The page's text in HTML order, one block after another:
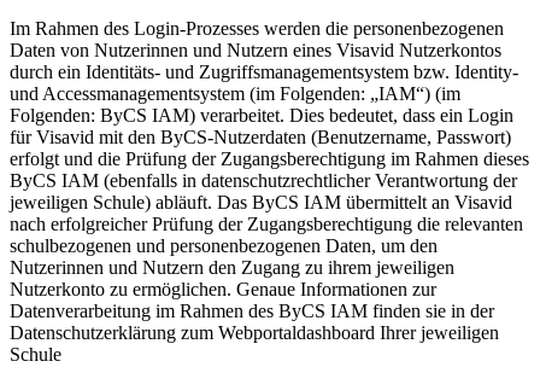
Im Rahmen des Login-Prozesses werden die personenbezogenen
Daten von Nutzerinnen und Nutzern eines Visavid Nutzerkontos
durch ein Identitäts- und Zugriffsmanagementsystem bzw. Identity-
und Accessmanagementsystem (im Folgenden: „IAM“) (im
Folgenden: ByCS IAM) verarbeitet. Dies bedeutet, dass ein Login
für Visavid mit den ByCS-Nutzerdaten (Benutzername, Passwort)
erfolgt und die Prüfung der Zugangsberechtigung im Rahmen dieses
ByCS IAM (ebenfalls in datenschutzrechtlicher Verantwortung der
jeweiligen Schule) abläuft. Das ByCS IAM übermittelt an Visavid
nach erfolgreicher Prüfung der Zugangsberechtigung die relevanten
schulbezogenen und personenbezogenen Daten, um den
Nutzerinnen und Nutzern den Zugang zu ihrem jeweiligen
Nutzerkonto zu ermöglichen. Genaue Informationen zur
Datenverarbeitung im Rahmen des ByCS IAM finden sie in der
Datenschutzerklärung zum Webportaldashboard Ihrer jeweiligen
Schule